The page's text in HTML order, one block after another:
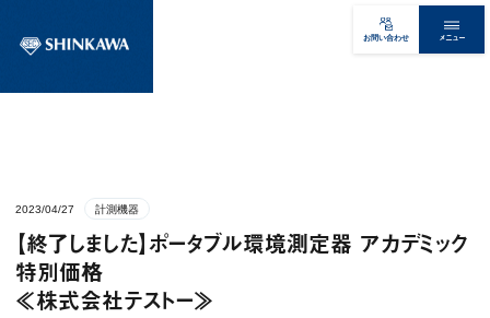
お問い合わせ メニュー
2023/04/27 計測機器
【終了しました】ポータブル環境測定器 アカデミック
特別価格
≪株式会社テストー≫